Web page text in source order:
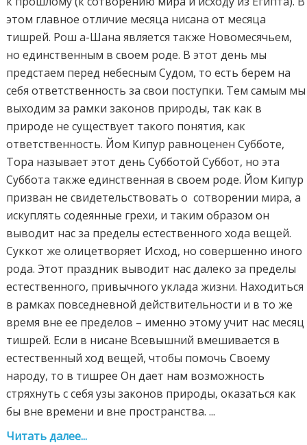
этом главное отличие месяца нисана от месяца
тишрей. Рош а-Шана является также Новомесячьем,
но единственным в своем роде. В этот день мы
предстаем перед небесным Судом, то есть берем на
себя ответственность за свои поступки. Тем самым мы
выходим за рамки законов природы, так как в
природе не существует такого понятия, как
ответственность. Йом Кипур равноценен Субботе,
Тора называет этот день Субботой Суббот, но эта
Суббота также единственная в своем роде. Йом Кипур
призван не свидетельствовать о сотворении мира, а
искуплять содеянные грехи, и таким образом он
выводит нас за пределы естественного хода вещей.
Суккот же олицетворяет Исход, но совершенно иного
рода. Этот праздник выводит нас далеко за пределы
естественного, привычного уклада жизни. Находиться
в рамках повседневной действительности и в то же
время вне ее пределов – именно этому учит нас месяц
тишрей. Если в нисане Всевышний вмешивается в
естественный ход вещей, чтобы помочь Своему
народу, то в тишрее Он дает нам возможность
стряхнуть с себя узы законов природы, оказаться как
бы вне времени и вне пространства. ...
Читать далее...